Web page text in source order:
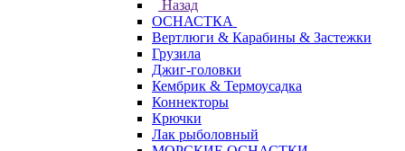
Назад
ОСНАСТКА
Вертлюги & Карабины & Застежки
Грузила
Джиг-головки
Кембрик & Термоусадка
Коннекторы
Крючки
Лак рыболовный